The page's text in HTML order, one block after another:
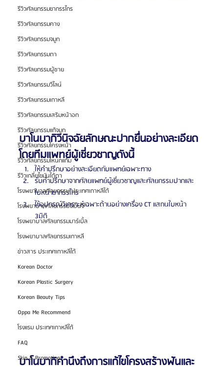
รีวิวศัลยกรรมขากรรไกร
รีวิวศัลยกรรมคาง
รีวิวศัลยกรรมจมูก
รีวิวศัลยกรรมตา
รีวิวศัลยกรรมผู้ชาย
รีวิวศัลยกรรมวีไลน์
รีวิวศัลยกรรมเกาหลี
รีวิวศัลยกรรมเสริมหน้าอก
รีวิวศัลยกรรมแก้จมูก
รีวิวศัลยกรรมโครงหน้า
รีวิวศัลยกรรมโหนกแก้ม
รีวิวเกลี่ยไขมันใต้ตา
โรงพยาบาลศัลยกรรม ประเทศเกาหลีใต้
โรงพยาบาลศัลยกรรมจีเอ็นจี
โรงพยาบาลศัลยกรรมมาร์เบิ้ล
โรงพยาบาลศัลยกรรมเกาหลี
ข่าวสาร ประเทศเกาหลีใต้
Korean Doctor
Korean Plastic Surgery
Korean Beauty Tips
Oppa Me Recommend
โรงแรม ประเทศเกาหลีใต้
FAQ
Skin & Promotion
บาโนบากิวินิจฉัยลักษณะปากยื่นอย่างละเอียด
โดยทีมแพทย์ผู้เชี่ยวชาญดังนี้
ให้คำปรึกษาอย่างละเอียดกับแพทย์เฉพาะทาง
รับคำปรึกษาจากศัลยแพทย์ผู้เชี่ยวชาญและศัลยกรรมปากและ
ใบหน้าขากรรไกร
ใช้อุปกรณ์วิเคราะห์เฉพาะด้านอย่างเครื่อง CT แสกนใบหน้า
3มิติ
บาโนบากิคำนึงถึงการแก้ไขโครงสร้างฟันและ